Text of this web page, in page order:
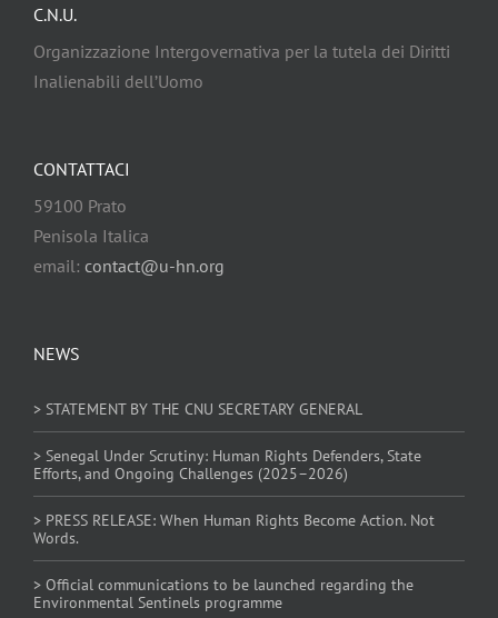
C.N.U.
Organizzazione Intergovernativa per la tutela dei Diritti
Inalienabili dell’Uomo
NEWS
> STATEMENT BY THE CNU SECRETARY GENERAL
> Senegal Under Scrutiny: Human Rights Defenders, State
Efforts, and Ongoing Challenges (2025–2026)
> PRESS RELEASE: When Human Rights Become Action. Not
Words.
> Official communications to be launched regarding the
Environmental Sentinels programme
CONTATTACI
59100 Prato
Penisola Italica
email: contact@u-hn.org